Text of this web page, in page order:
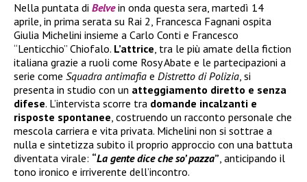
Nella puntata di Belve in onda questa sera, martedì 14
aprile, in prima serata su Rai 2, Francesca Fagnani ospita
Giulia Michelini insieme a Carlo Conti e Francesco
“Lenticchio” Chiofalo. L’attrice, tra le più amate della fiction
italiana grazie a ruoli come Rosy Abate e le partecipazioni a
serie come Squadra antimafia e Distretto di Polizia, si
presenta in studio con un atteggiamento diretto e senza
difese. L’intervista scorre tra domande incalzanti e
risposte spontanee, costruendo un racconto personale che
mescola carriera e vita privata. Michelini non si sottrae a
nulla e sintetizza subito il proprio approccio con una battuta
diventata virale: “La gente dice che so’ pazza”, anticipando il
tono ironico e irriverente dell’incontro.